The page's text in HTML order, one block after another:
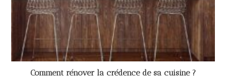
Comment rénover la crédence de sa cuisine ?